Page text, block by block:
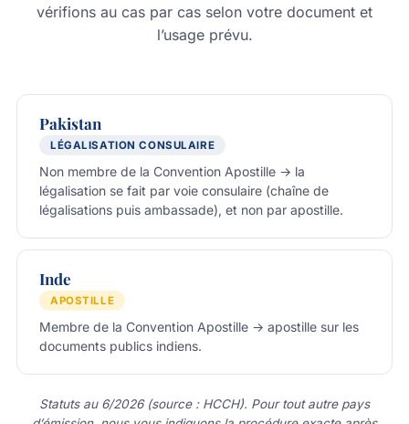
vérifions au cas par cas selon votre document et
l’usage prévu.
Pakistan
LÉGALISATION CONSULAIRE
Non membre de la Convention Apostille → la
légalisation se fait par voie consulaire (chaîne de
légalisations puis ambassade), et non par apostille.
Inde
APOSTILLE
Membre de la Convention Apostille → apostille sur les
documents publics indiens.
Statuts au 6/2026 (source : HCCH). Pour tout autre pays